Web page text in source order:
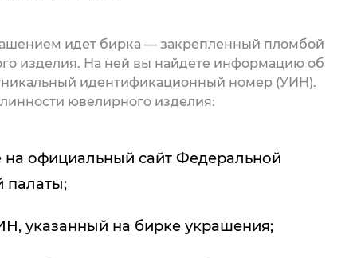
идет бирка — закрепленный пломбой
изделия. На ней вы найдете информацию об
идентификационный номер (УИН).
ювелирного изделия:
на официальный сайт Федеральной
палаты;
указанный на бирке украшения;